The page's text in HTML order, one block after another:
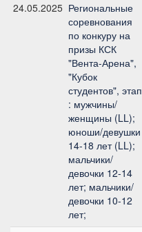
24.05.2025 Региональные
соревнования
по конкуру на
призы КСК
"Вента-Арена",
"Кубок
студентов", этап
: мужчины/
женщины (LL);
юноши/девушки
14-18 лет (LL);
мальчики/
девочки 12-14
лет; мальчики/
девочки 10-12
лет;